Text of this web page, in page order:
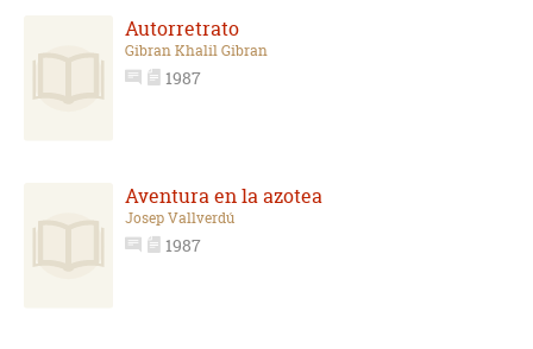
Autorretrato
Gibran Khalil Gibran
1987
Aventura en la azotea
Josep Vallverdú
1987